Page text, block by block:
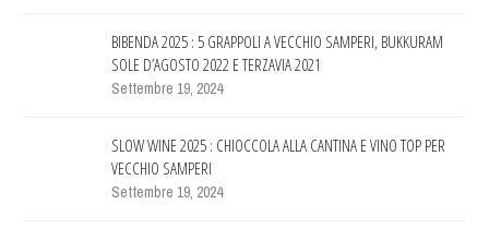
BIBENDA 2025 : 5 GRAPPOLI A VECCHIO SAMPERI, BUKKURAM
SOLE D’AGOSTO 2022 E TERZAVIA 2021
Settembre 19, 2024
SLOW WINE 2025 : CHIOCCOLA ALLA CANTINA E VINO TOP PER
VECCHIO SAMPERI
Settembre 19, 2024